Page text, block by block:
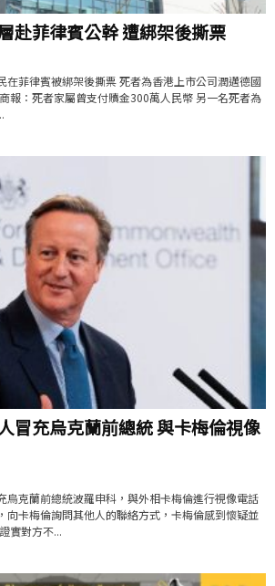
赴菲律賓公幹 遭綁架後撕票
在菲律賓被綁架後撕票 死者為香港上市公司潤邁德國
報：死者家屬曾支付贖金300萬人民幣 另一名死者為
冒充烏克蘭前總統 與卡梅倫視像
烏克蘭前總統波羅申科，與外相卡梅倫進行視像電話
向卡梅倫詢問其他人的聯絡方式，卡梅倫感到懷疑並
實對方不...